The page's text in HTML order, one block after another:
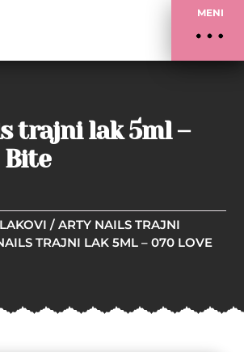
MENI
trajni lak 5ml –
Bite
/ARTY NAILS TRAJNI
TRAJNI LAK 5ML – 070 LOVE